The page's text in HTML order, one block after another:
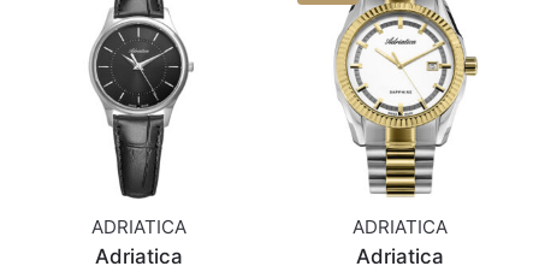
ADRIATICA
Adriatica
ADRIATICA
Adriatica